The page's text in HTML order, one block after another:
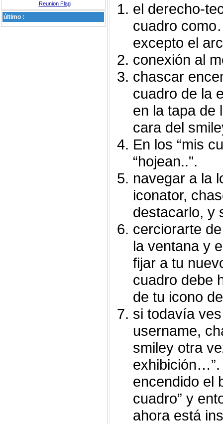
Reunion Flag
último :
el derecho-
cuadro
excepto el
conexión al
chascar
cuadro de la
en la tapa de
cara del
En los “mis
“hojean..".
navegar a la
iconator,
destacarlo, y
cerciorarte
la ventana y
fijar a tu
cuadro debe
de tu icono
si todavía
username,
smiley otra
encendido el
cuadro” y
ahora está